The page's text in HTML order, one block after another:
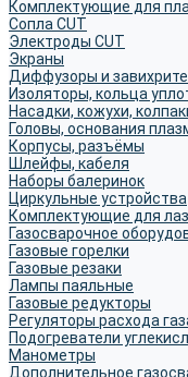
Комплектующие для
Сопла CUT
Электроды CUT
Экраны
Диффузоры и
Изоляторы, кольца
Насадки, кожухи,
Головы, основания
Корпусы, разъёмы
Шлейфы, кабеля
Наборы балеринок
Циркульные устройства
Комплектующие для
Газосварочное
Газовые горелки
Газовые резаки
Лампы паяльные
Газовые редукторы
Регуляторы расхода
Подогреватели
Манометры
Дополнительное